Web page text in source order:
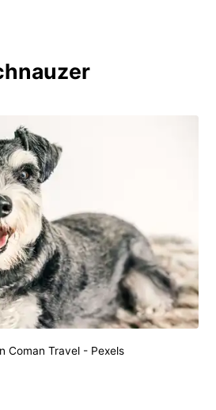
Coman Travel- Pexels